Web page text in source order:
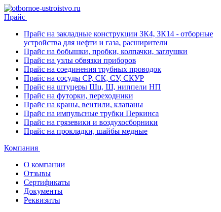
Прайс
Прайс на закладные конструкции ЗК4, ЗК14 - отборные
устройства для нефти и газа, расширители
Прайс на бобышки, пробки, колпачки, заглушки
Прайс на узлы обвязки приборов
Прайс на соединения трубных проводок
Прайс на сосуды СР, СК, СУ, СКУР
Прайс на штуцеры Шц, Ш, ниппели НП
Прайс на футорки, переходники
Прайс на краны, вентили, клапаны
Прайс на импульсные трубки Перкинса
Прайс на грязевики и воздухосборники
Прайс на прокладки, шайбы медные
Компания
О компании
Отзывы
Сертификаты
Документы
Реквизиты